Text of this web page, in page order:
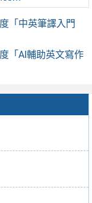
「中英筆譯入門
「AI輔助英文寫作